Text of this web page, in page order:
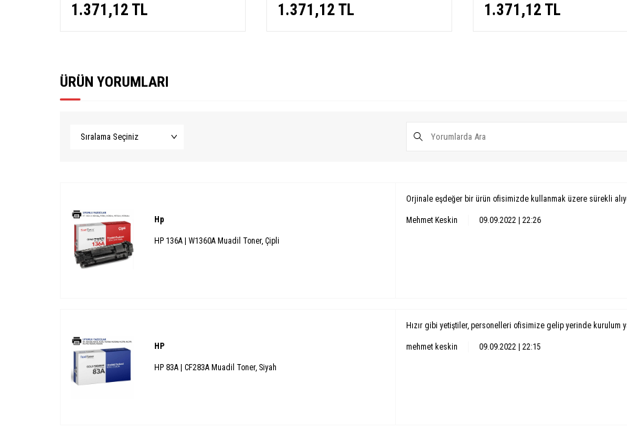
1.371,12 TL 1.371,12 TL 1.371,12 TL
ÜRÜN YORUMLARI
Hp
HP 136A | W1360A Muadil Toner, Çipli
Orjinale eşdeğer bir ürün ofisimizde kullanmak üzere sürekli
Mehmet Keskin 09.09.2022 | 22:26
HP
HP 83A | CF283A Muadil Toner, Siyah
Hızır gibi yetiştiler, personelleri ofisimize gelip yerinde
mehmet keskin 09.09.2022 | 22:15